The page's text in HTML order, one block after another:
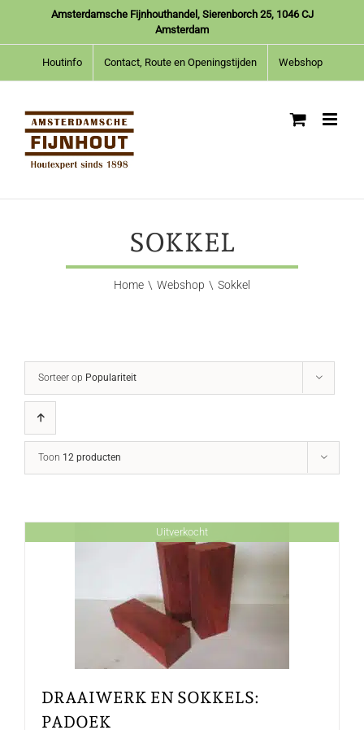
inhoud
Amsterdamsche Fijnhouthandel, Sierenborch 25, 1046 CJ
Amsterdam
Houtinfo Contact, Route en Openingstijden Webshop
SOKKEL
Home Webshop Sokkel
Sorteer op Populariteit
Toon 12 producten
Uitverkocht
DRAAIWERK EN SOKKELS:
PADOEK